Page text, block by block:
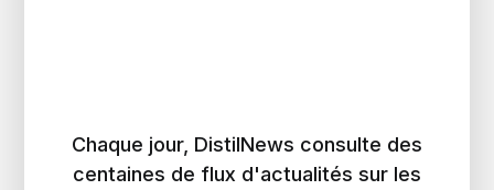
Chaque jour, DistilNews consulte des
centaines de flux d'actualités sur les